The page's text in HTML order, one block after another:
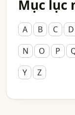
Mục lục
A B C D
N
O P
Y
Z